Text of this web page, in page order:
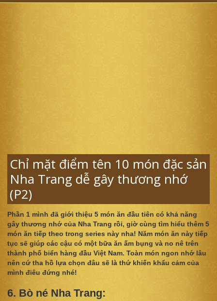
Chỉ mặt điểm tên 10 món đặc sản
Nha Trang dễ gây thương nhớ
(P2)
Phần 1 mình đã giới thiệu 5 món ăn đầu tiên có khả năng
gây thương nhớ của Nha Trang rồi, giờ cùng tìm hiểu thêm 5
món ăn tiếp theo trong series này nha! Năm món ăn này tiếp
tục sẽ giúp các cậu có một bữa ăn ấm bụng và no nê trên
thành phố biển hàng đầu Việt Nam. Toàn món ngon nhớ lâu
nên cứ tha hồ lựa chọn đâu sẽ là thứ khiến khẩu cảm của
mình điêu đứng nhé!
6. Bò né Nha Trang: